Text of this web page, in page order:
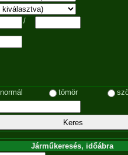
/
normál tömör
Járműkeresés, időábra